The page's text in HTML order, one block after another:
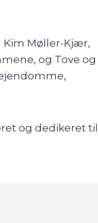
Møller-Kjær,
og Tove og
og dedikeret til